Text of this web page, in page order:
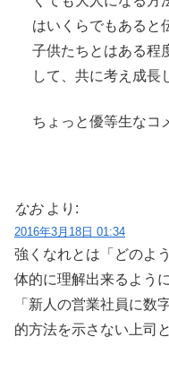
はいくらでもあると
子供たちとはある程
して、共に考え成長
ちょっと優等生なコ
なお より:
2016年3月18日 01:34
強くなれとは「どのよ
体的に理解出来るよう
「新人の営業社員に数
的方法を示さない上司